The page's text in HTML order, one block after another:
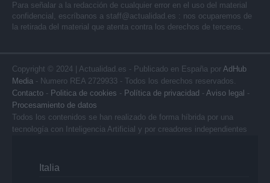
Para señalar a la redacción de cualquier error en el uso del material
confidencial, escríbanos a staff@actualidad.es : nos ocuparemos de
la retirada del material que atenta contra los derechos de terceros.
Copyright © 2024 | Actualidad.es - Publicado en España por AdHub
Media - Numero REA 2729933 - Todos los derechos reservados.
Contacto - Politica de cookies - Política de privacidad - Aviso legal -
Procesamiento de datos
Todos los contenidos se han realizado de forma híbrida por una
tecnología con Inteligencia Artificial y por creadores independientes
Italia